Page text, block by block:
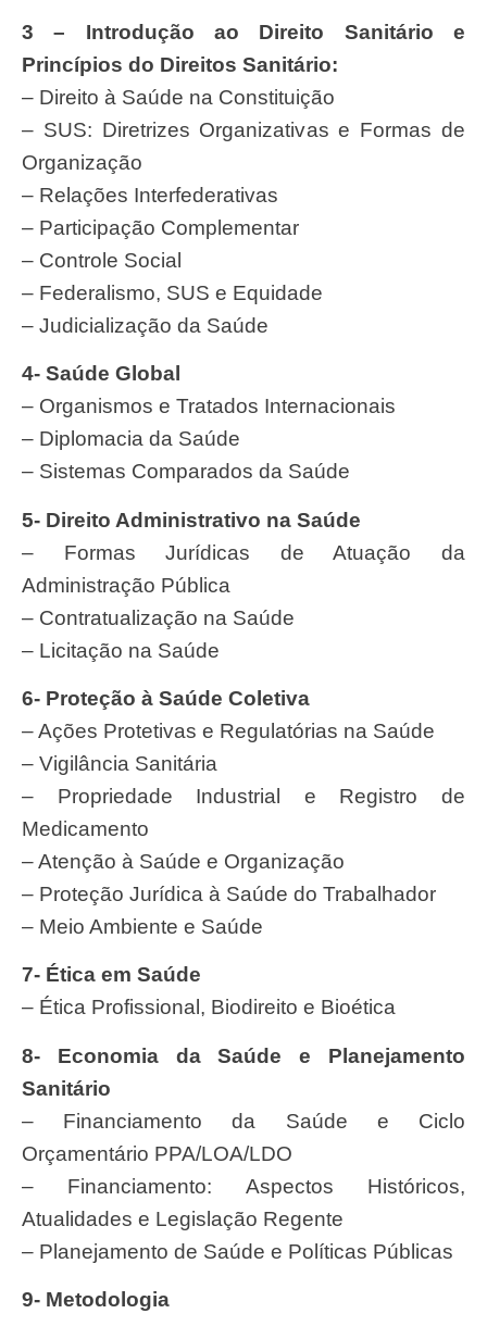
3 – Introdução ao Direito Sanitário e
Princípios do Direitos Sanitário:
– Direito à Saúde na Constituição
– SUS: Diretrizes Organizativas e Formas de
Organização
– Relações Interfederativas
– Participação Complementar
– Controle Social
– Federalismo, SUS e Equidade
– Judicialização da Saúde
4- Saúde Global
– Organismos e Tratados Internacionais
– Diplomacia da Saúde
– Sistemas Comparados da Saúde
5- Direito Administrativo na Saúde
– Formas Jurídicas de Atuação da
Administração Pública
– Contratualização na Saúde
– Licitação na Saúde
6- Proteção à Saúde Coletiva
– Ações Protetivas e Regulatórias na Saúde
– Vigilância Sanitária
– Propriedade Industrial e Registro de
Medicamento
– Atenção à Saúde e Organização
– Proteção Jurídica à Saúde do Trabalhador
– Meio Ambiente e Saúde
7- Ética em Saúde
– Ética Profissional, Biodireito e Bioética
8- Economia da Saúde e Planejamento
Sanitário
– Financiamento da Saúde e Ciclo
Orçamentário PPA/LOA/LDO
– Financiamento: Aspectos Históricos,
Atualidades e Legislação Regente
– Planejamento de Saúde e Políticas Públicas
9- Metodologia